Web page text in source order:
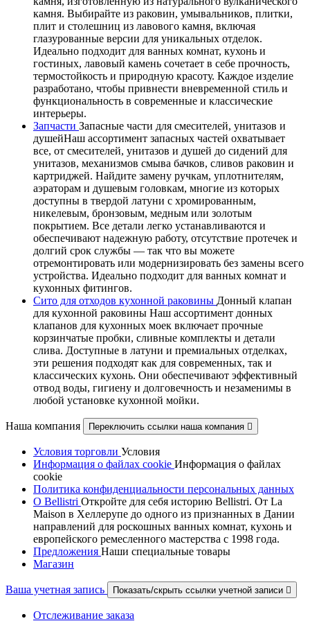
камня. Выбирайте из раковин, умывальников, плитки,
плит и столешниц из лавового камня, включая
глазурованные версии для уникальных отделок.
Идеально подходит для ванных комнат, кухонь и
гостиных, лавовый камень сочетает в себе прочность,
термостойкость и природную красоту. Каждое изделие
разработано, чтобы привнести вневременной стиль и
функциональность в современные и классические
интерьеры.
Запчасти Запасные части для смесителей, унитазов и
душейНаш ассортимент запасных частей охватывает
все, от смесителей, унитазов и душей до сидений для
унитазов, механизмов смыва бачков, сливов раковин и
картриджей. Найдите замену ручкам, уплотнителям,
аэраторам и душевым головкам, многие из которых
доступны в твердой латуни с хромированным,
никелевым, бронзовым, медным или золотым
покрытием. Все детали легко устанавливаются и
обеспечивают надежную работу, отсутствие протечек и
долгий срок службы — так что вы можете
отремонтировать или модернизировать без замены всего
устройства. Идеально подходит для ванных комнат и
кухонных фитингов.
Сито для отходов кухонной раковины Донный клапан
для кухонной раковины Наш ассортимент донных
клапанов для кухонных моек включает прочные
корзинчатые пробки, сливные комплекты и детали
слива. Доступные в латуни и премиальных отделках,
эти решения подходят как для современных, так и
классических кухонь. Они обеспечивают эффективный
отвод воды, гигиену и долговечность и незаменимы в
любой установке кухонной мойки.
Наша компания Переключить ссылки наша компания 
Условия торговли Условия
Информация о файлах cookie Информация о файлах
cookie
Политика конфиденциальности персональных данных
О Bellistri Откройте для себя историю Bellistri. От La
Maison в Хеллерупе до одного из признанных в Дании
направлений для роскошных ванных комнат, кухонь и
европейского ремесленного мастерства с 1998 года.
Предложения Наши специальные товары
Магазин
Ваша учетная запись Показать/скрыть ссылки учетной записи 
Отслеживание заказа